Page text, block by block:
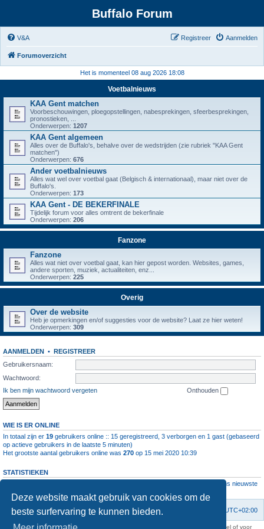
Deze website maakt gebruik van cookies om de
beste surfervaring te kunnen bieden.
Buffalo Forum
V&A Aanmelden
Registreer
Forumoverzicht
Het is momenteel 08 aug 2026 18:08
Voetbalnieuws
KAA Gent matchen
Voorbeschouwingen, ploegopstellingen, nabesprekingen, sfeerbesprekingen,
pronostieken, ...
Onderwerpen: 1207
KAA Gent algemeen
Alles over de Buffalo's, behalve over de wedstrijden (zie rubriek "KAA Gent
matchen")
Onderwerpen: 676
Ander voetbalnieuws
Alles wat wel over voetbal gaat (Belgisch & internationaal), maar niet over de
Buffalo's.
Onderwerpen: 173
KAA Gent - DE BEKERFINALE
Tijdelijk forum voor alles omtrent de bekerfinale
Onderwerpen: 206
Fanzone
Fanzone
Alles wat niet over voetbal gaat, kan hier gepost worden. Websites, games,
andere sporten, muziek, actualiteiten, enz...
Onderwerpen: 225
Overig
Over de website
Heb je opmerkingen en/of suggesties voor de website? Laat ze hier weten!
Onderwerpen: 309
AANMELDEN • REGISTREER
Gebruikersnaam:
Wachtwoord:
Ik ben mijn wachtwoord vergeten
Onthouden
WIE IS ER ONLINE
In totaal zijn er 19 gebruikers online :: 15 geregistreerd, 3 verborgen en 1 gast (gebaseerd
op actieve gebruikers in de laatste 5 minuten)
Het grootste aantal gebruikers online was 270 op 15 mei 2020 10:39
STATISTIEKEN
• Ons nieuwste
Forumoverzicht UTC+02:00
Verwijder cookies
Contact
KAA Gent kan nooit aansprakelijk worden gesteld voor om het even welk nadeel of voor